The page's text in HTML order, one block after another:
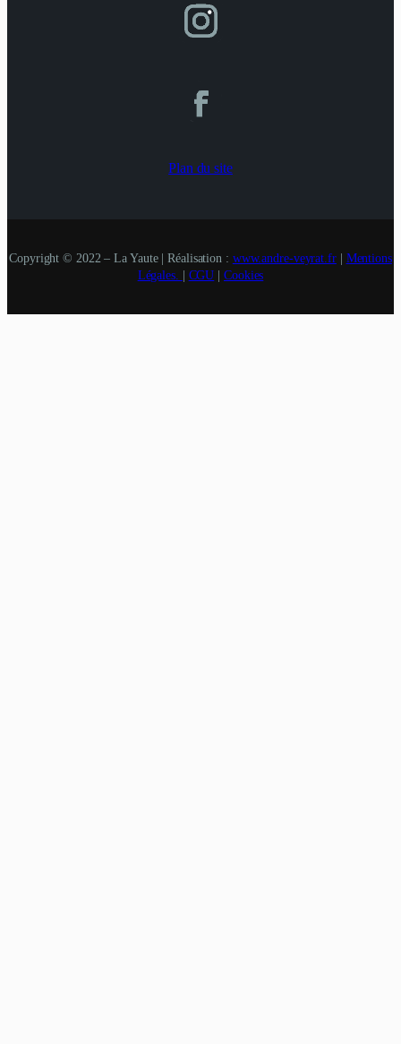
Plan du site
Copyright © 2022 – La Yaute | Réalisation : www.andre-veyrat.fr| Mentions
Légales.
CGU Cookies